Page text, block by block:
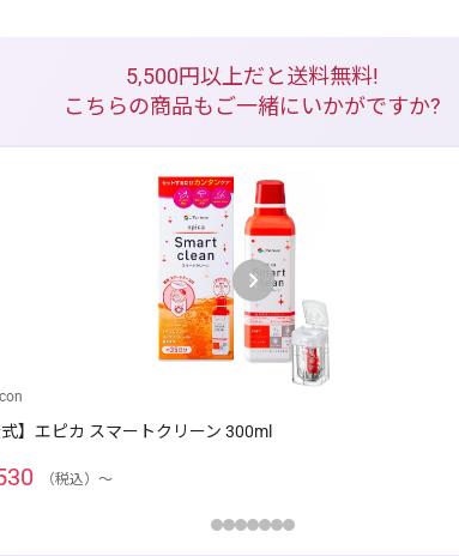
ログアウトする
5,500円以上だと送料無料!
こちらの商品もご一緒にいかがですか?
式】エピカ スマートクリーン 300ml
（税込）〜